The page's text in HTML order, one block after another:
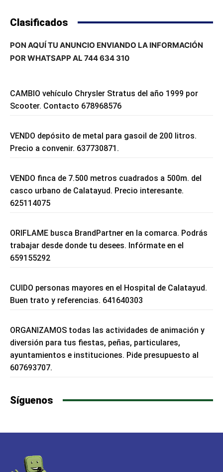
Clasificados
PON AQUÍ TU ANUNCIO ENVIANDO LA INFORMACIÓN
POR WHATSAPP AL 744 634 310
CAMBIO vehículo Chrysler Stratus del año 1999 por
Scooter. Contacto 678968576
VENDO depósito de metal para gasoil de 200 litros.
Precio a convenir. 637730871.
VENDO finca de 7.500 metros cuadrados a 500m. del
casco urbano de Calatayud. Precio interesante.
625114075
ORIFLAME busca BrandPartner en la comarca. Podrás
trabajar desde donde tu desees. Infórmate en el
659155292
CUIDO personas mayores en el Hospital de Calatayud.
Buen trato y referencias. 641640303
ORGANIZAMOS todas las actividades de animación y
diversión para tus fiestas, peñas, particulares,
ayuntamientos e instituciones. Pide presupuesto al
607693707.
Síguenos